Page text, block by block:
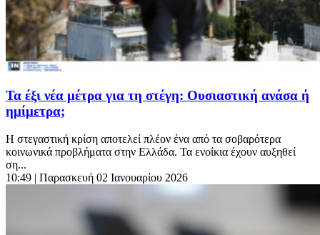
Τα έξι νέα μέτρα για τη στέγη: Ουσιαστική ανάσα ή
ημίμετρα;
Η στεγαστική κρίση αποτελεί πλέον ένα από τα σοβαρότερα
κοινωνικά προβλήματα στην Ελλάδα. Τα ενοίκια έχουν αυξηθεί
ση...
10:49 | Παρασκευή 02 Ιανουαρίου 2026